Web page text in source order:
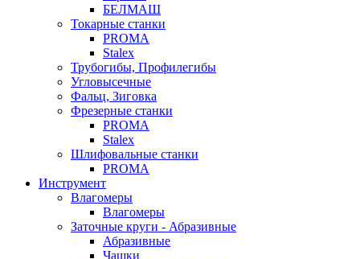
БЕЛМАШ
Токарные станки
PROMA
Stalex
Трубогибы, Профилегибы
Угловысечные
Фальц, Зиговка
Фрезерные станки
PROMA
Stalex
Шлифовальные станки
PROMA
Инструмент
Влагомеры
Влагомеры
Заточные круги - Абразивные
Абразивные
Чашки